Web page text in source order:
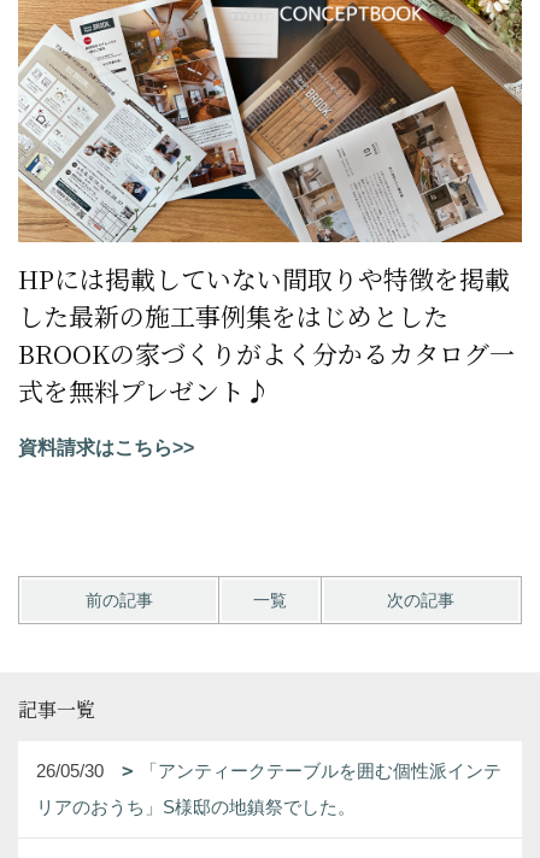
HPには掲載していない間取りや特徴を掲載
した最新の施工事例集をはじめとした
BROOKの家づくりがよく分かるカタログ一
式を無料プレゼント♪
資料請求はこちら>>
前の記事 一覧 次の記事
記事一覧
26/05/30
「アンティークテーブルを囲む個性派インテ
リアのおうち」S様邸の地鎮祭でした。